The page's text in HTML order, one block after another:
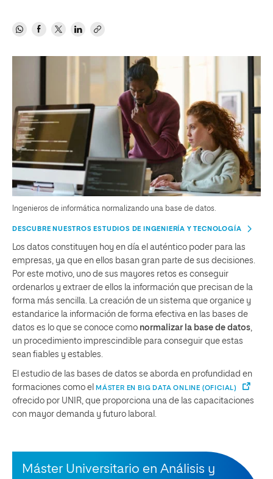
Ingenieros de informática normalizando una base de datos.
DESCUBRE NUESTROS ESTUDIOS DE INGENIERÍA Y TECNOLOGÍA
Los datos constituyen hoy en día el auténtico poder para las
empresas, ya que en ellos basan gran parte de sus decisiones.
Por este motivo, uno de sus mayores retos es conseguir
ordenarlos y extraer de ellos la información que precisan de la
forma más sencilla. La creación de un sistema que organice y
estandarice la información de forma efectiva en las bases de
datos es lo que se conoce como normalizar la base de datos
un procedimiento imprescindible para conseguir que estas
sean fiables y estables.
El estudio de las bases de datos se aborda en profundidad en
formaciones como el
MÁSTER EN BIG DATA ONLINE (OFICIAL)
ofrecido por UNIR, que proporciona una de las capacitaciones
con mayor demanda y futuro laboral.
Máster Universitario en Análisis y